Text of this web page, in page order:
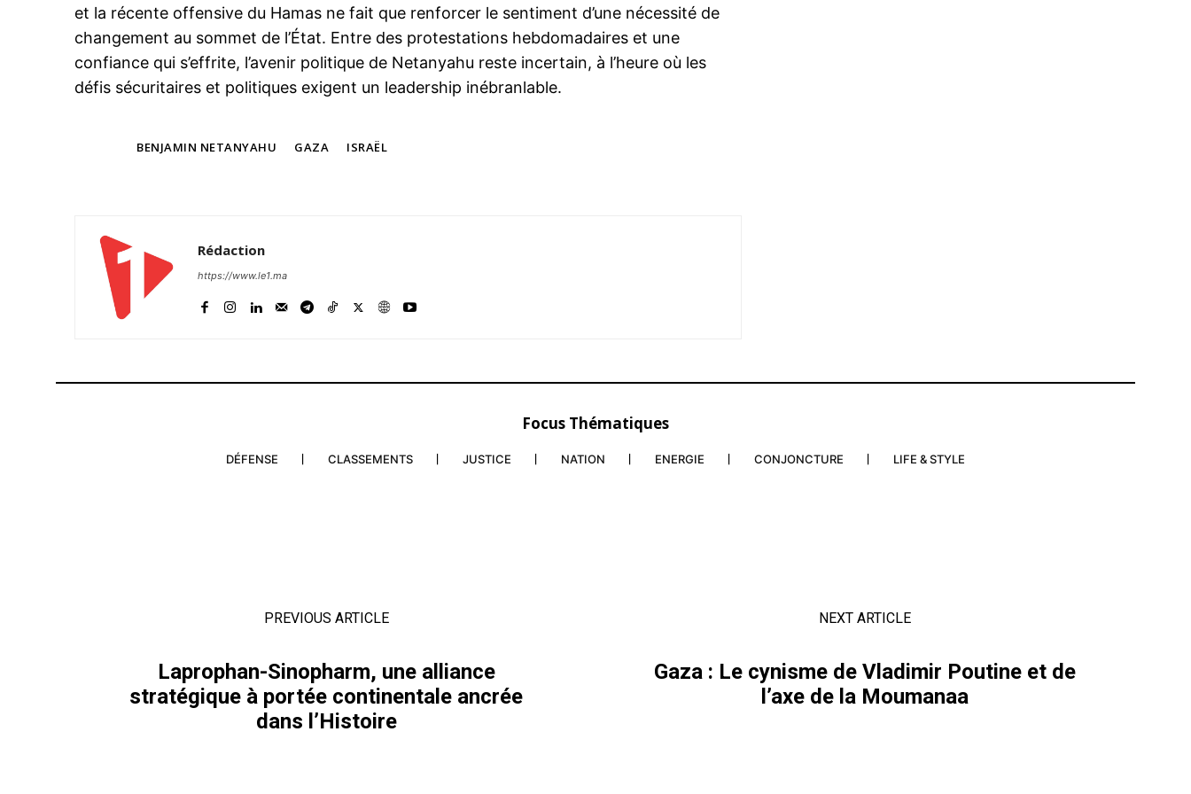
et la récente offensive du Hamas ne fait que renforcer le sentiment d’une nécessité de
changement au sommet de l’État. Entre des protestations hebdomadaires et une
confiance qui s’effrite, l’avenir politique de Netanyahu reste incertain, à l’heure où les
défis sécuritaires et politiques exigent un leadership inébranlable.
BENJAMIN NETANYAHU GAZA ISRAËL
Rédaction
https://www.le1.ma
Focus Thématiques
DÉFENSE CLASSEMENTS JUSTICE NATION ENERGIE CONJONCTURE LIFE & STYLE
PREVIOUS ARTICLE
Laprophan-Sinopharm, une alliance
stratégique à portée continentale ancrée
dans l’Histoire
NEXT ARTICLE
Gaza : Le cynisme de Vladimir Poutine et de
l’axe de la Moumanaa